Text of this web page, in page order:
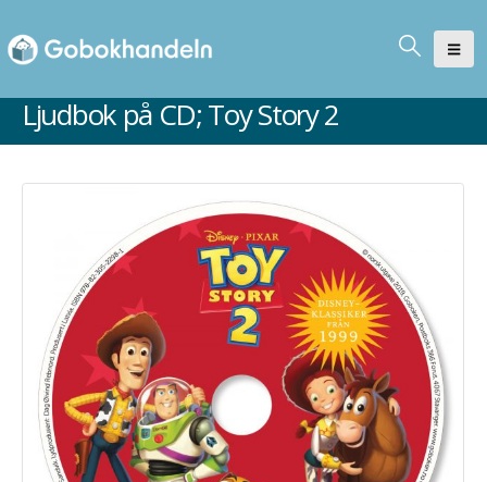
Ljudbok på CD; Toy Story 2